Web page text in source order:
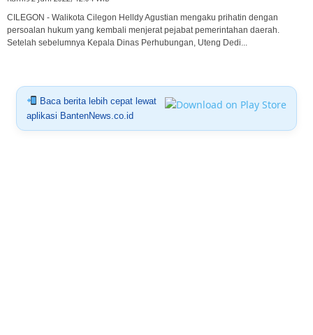
CILEGON - Walikota Cilegon Helldy Agustian mengaku prihatin dengan
persoalan hukum yang kembali menjerat pejabat pemerintahan daerah.
Setelah sebelumnya Kepala Dinas Perhubungan, Uteng Dedi...
Baca berita lebih cepat lewat
aplikasi BantenNews.co.id